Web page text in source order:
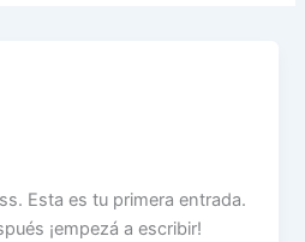
Esta es tu primera entrada.
¡empezá a escribir!